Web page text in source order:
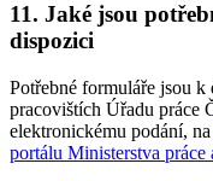
11. Jaké jsou
dispozici
Potřebné formuláře jsou
pracovištích Úřadu práce
elektronickému podání, na
portálu Ministerstva práce